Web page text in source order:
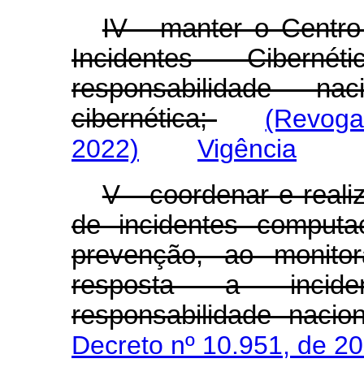
IV - manter o
Incidentes
responsabilidade
cibernética;
2022)
Vigência
V - coordenar e
de incidentes
prevenção, ao
resposta a
responsabilidade
Decreto nº 10.951, de